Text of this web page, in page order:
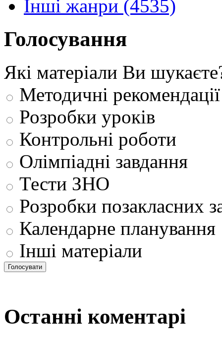
Інші жанри (4535)
Голосування
Які матеріали Ви
Методичні рекомендації
Розробки уроків
Контрольні роботи
Олімпіадні завдання
Тести ЗНО
Розробки позакласних
Календарне планування
Інші матеріали
Останні коментарі